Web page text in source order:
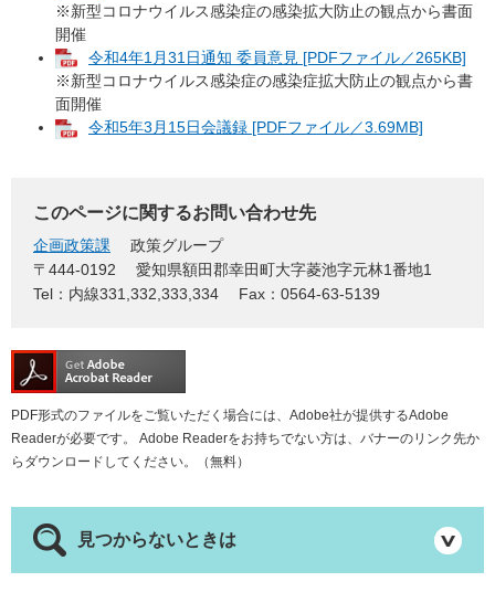
※新型コロナウイルス感染症の感染拡大防止の観点から書面
開催
令和4年1月31日通知 委員意見 [PDFファイル／265KB]
※新型コロナウイルス感染症の感染症拡大防止の観点から書
面開催
令和5年3月15日会議録 [PDFファイル／3.69MB]
このページに関するお問い合わせ先
企画政策課
政策グループ
〒444-0192
愛知県額田郡幸田町大字菱池字元林1番地1
Tel：内線331,332,333,334
Fax：0564-63-5139
PDF形式のファイルをご覧いただく場合には、Adobe社が提供するAdobe
Readerが必要です。
Adobe Readerをお持ちでない方は、バナーのリンク先か
らダウンロードしてください。（無料）
見つからないときは